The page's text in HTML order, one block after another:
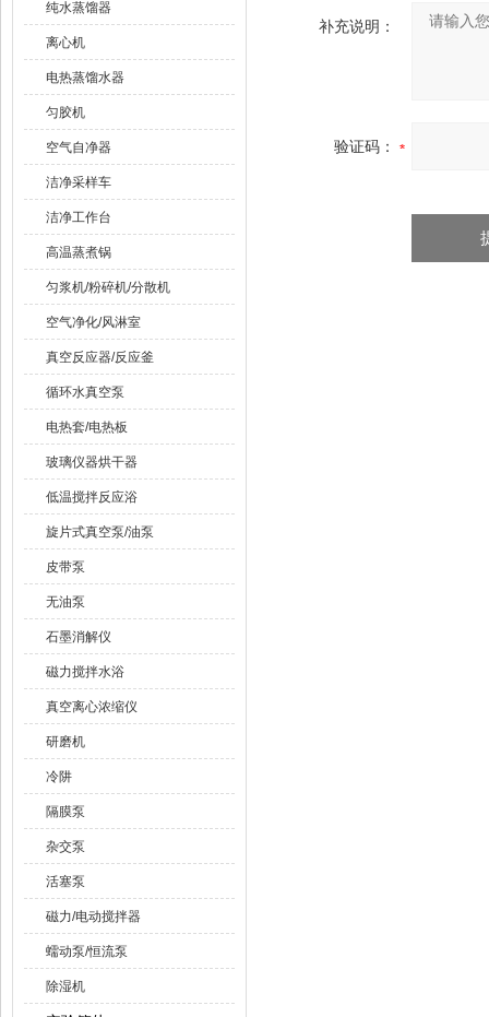
纯水蒸馏器
离心机
电热蒸馏水器
匀胶机
空气自净器
洁净采样车
洁净工作台
高温蒸煮锅
匀浆机/粉碎机/分散机
空气净化/风淋室
真空反应器/反应釜
循环水真空泵
电热套/电热板
玻璃仪器烘干器
低温搅拌反应浴
旋片式真空泵/油泵
皮带泵
无油泵
石墨消解仪
磁力搅拌水浴
真空离心浓缩仪
研磨机
冷阱
隔膜泵
杂交泵
活塞泵
磁力/电动搅拌器
蠕动泵/恒流泵
除湿机
补充说明：
验证码：